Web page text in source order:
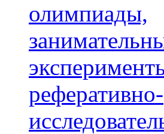
олимпиады,
реферативно-